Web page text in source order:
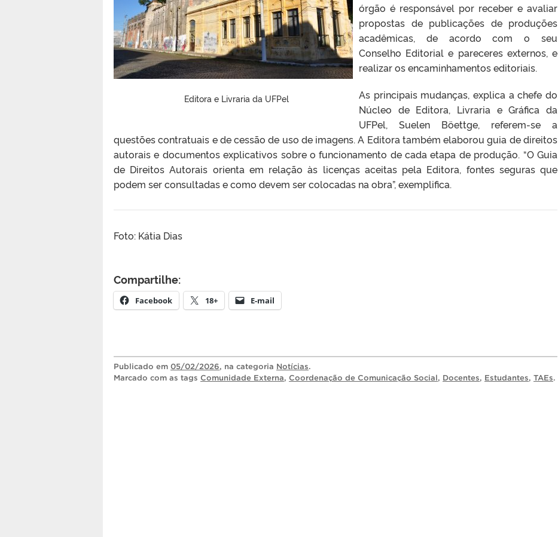
Editora e Livraria da UFPel
órgão é responsável por receber e avaliar
propostas de publicações de produções
acadêmicas, de acordo com o seu
Conselho Editorial e pareceres externos, e
realizar os encaminhamentos editoriais.
As principais mudanças, explica a chefe do
Núcleo de Editora, Livraria e Gráfica da
UFPel, Suelen Böettge, referem-se a
questões contratuais e de cessão de uso de imagens. A Editora também elaborou guia de direitos
autorais e documentos explicativos sobre o funcionamento de cada etapa de produção. “O Guia
de Direitos Autorais orienta em relação às licenças aceitas pela Editora, fontes seguras que
podem ser consultadas e como devem ser colocadas na obra”, exemplifica.
Foto: Kátia Dias
Compartilhe:
Facebook 18+ E-mail
Publicado em 05/02/2026, na categoria Notícias.
Marcado com as tags Comunidade Externa, Coordenação de Comunicação Social, Docentes, Estudantes, TAEs.